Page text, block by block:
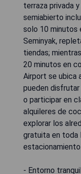
terraza privada
semiabierto
solo 10 minutos
Seminyak,
tiendas;
20 minutos en
Airport se ubica
pueden disfrutar
o participar en
alquileres de
explorar los
gratuita en toda
- Entorno